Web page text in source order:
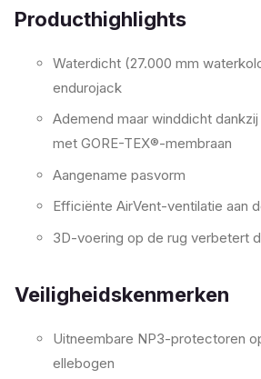
Producthighlights
Waterdicht (27.000 mm
endurojack
Ademend maar winddicht
met GORE-TEX®-membraan
Aangename pasvorm
Efficiënte AirVent-ventilatie aan
3D-voering op de rug verbetert
Veiligheidskenmerken
Uitneembare NP3-protectoren
ellebogen